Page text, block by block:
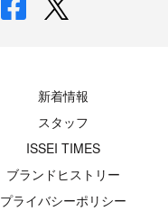
新着情報
スタッフ
ISSEI TIMES
ブランドヒストリー
プライバシーポリシー